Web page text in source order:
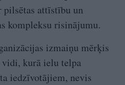
pilsētas attīstību un
kompleksu risinājumu.
izmaiņu mērķis
kurā ielu telpa
iedzīvotājiem, nevis